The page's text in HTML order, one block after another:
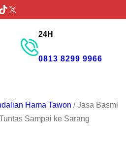
X
24H
0813 8299 9966
Hama Tawon / Jasa Basmi
Sampai ke Sarang